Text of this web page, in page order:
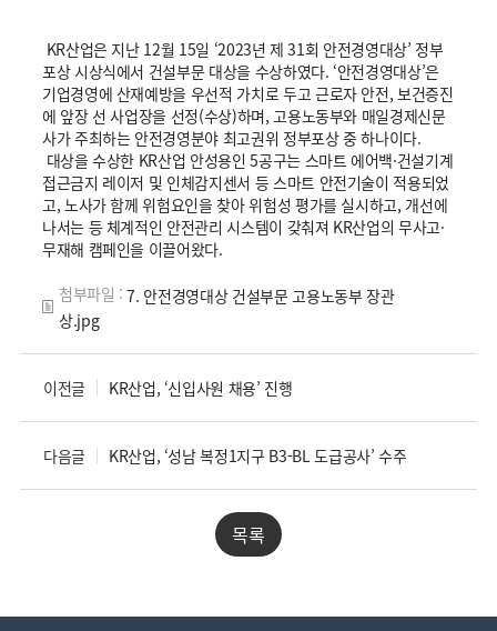
KR산업은 지난 12월 15일 ‘2023년 제 31회 안전경영대상’ 정부
포상 시상식에서 건설부문 대상을 수상하였다. ‘안전경영대상’은
기업경영에 산재예방을 우선적 가치로 두고 근로자 안전, 보건증진
에 앞장 선 사업장을 선정(수상)하며, 고용노동부와 매일경제신문
사가 주최하는 안전경영분야 최고권위 정부포상 중 하나이다.
대상을 수상한 KR산업 안성용인 5공구는 스마트 에어백·건설기계
접근금지 레이저 및 인체감지센서 등 스마트 안전기술이 적용되었
고, 노사가 함께 위험요인을 찾아 위험성 평가를 실시하고, 개선에
나서는 등 체계적인 안전관리 시스템이 갖춰져 KR산업의 무사고·
무재해 캠페인을 이끌어왔다.
첨부파일 :7. 안전경영대상 건설부문 고용노동부 장관
상.jpg
이전글 KR산업, ‘신입사원 채용’ 진행
다음글 KR산업, ‘성남 복정1지구 B3-BL 도급공사’ 수주
목록